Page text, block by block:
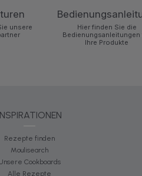
unsere
Hier finden Sie die
Bedienungsanleitungen
Ihre Produkte
Rezepte finden
Moulisearch
Cookboards
Alle Rezepte